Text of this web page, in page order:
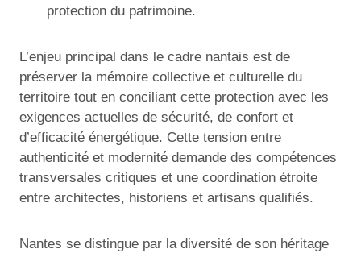
protection du patrimoine.
L’enjeu principal dans le cadre nantais est de
préserver la mémoire collective et culturelle du
territoire tout en conciliant cette protection avec les
exigences actuelles de sécurité, de confort et
d’efficacité énergétique. Cette tension entre
authenticité et modernité demande des compétences
transversales critiques et une coordination étroite
entre architectes, historiens et artisans qualifiés.
Nantes se distingue par la diversité de son héritage